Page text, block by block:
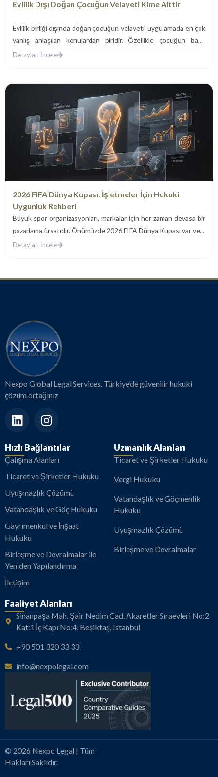
Evlilik Dışı Doğan Çocuğun Velayeti Kime Aittir
Evlilik birliği dışında doğan çocuğun velayeti, uygulamada en çok
yanlış anlaşılan konulardan biridir. Özellikle çocuğun baba
üzerine kayıtlı...
Detayları İncele
2026 FIFA Dünya Kupası: İşletmeler İçin Hukuki
Uygunluk Rehberi
Büyük spor organizasyonları, markalar için her zaman devasa bir
pazarlama fırsatıdır. Önümüzde 2026 FIFA Dünya Kupası var ve...
Detayları İncele
Nexpo Global Legal Services. Türkiye’de güvenilir hukuki
çözüm ortağınız
Hızlı Bağlantılar
Çalışma Alanları
Ticaret ve Şirketler Hukuku
Uyuşmazlık Çözümü
Vatandaşlık ve Göç Hukuku
Gayrimenkul ve İnşaat
Hukuku
Birleşme ve Devralmalar ile
Yeniden Yapılandırma
İletişim
Uzmanlık Alanları
Ticaret ve Şirketler Hukuku
Vergi Hukuku
Vatandaşlık ve Göçmenlik
Hukuku
Uyuşmazlık Çözümü
Birleşme ve Devralmalar
Faaliyet Alanları
Sinanpaşa Mah. Şair Nedim Cad. Akaretler Sıraevleri No:2
Kat:1 İç Kapı No:4, Beşiktaş, Istanbul
+90 501 320 33 33
info@nexpolegal.com
© 2026 Nexpo Legal | Tüm
Hakları Saklıdır.